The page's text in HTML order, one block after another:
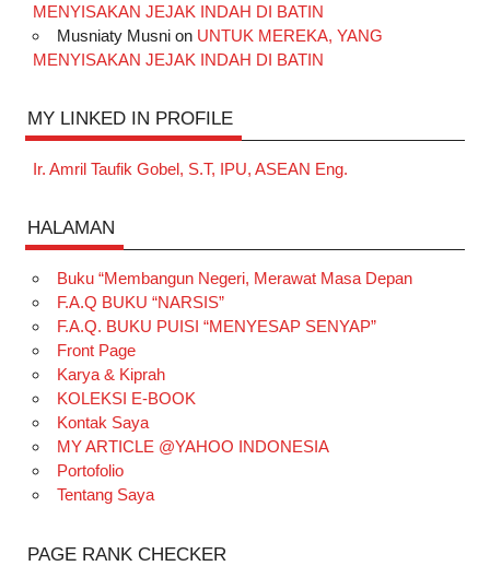
MENYISAKAN JEJAK INDAH DI BATIN
Musniaty Musnion UNTUK MEREKA, YANG
MENYISAKAN JEJAK INDAH DI BATIN
MY LINKED IN PROFILE
Ir. Amril Taufik Gobel, S.T, IPU, ASEAN Eng.
HALAMAN
Buku “Membangun Negeri, Merawat Masa Depan
F.A.Q BUKU “NARSIS”
F.A.Q. BUKU PUISI “MENYESAP SENYAP”
Front Page
Karya & Kiprah
KOLEKSI E-BOOK
Kontak Saya
MY ARTICLE @YAHOO INDONESIA
Portofolio
Tentang Saya
PAGE RANK CHECKER